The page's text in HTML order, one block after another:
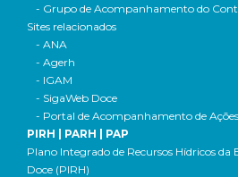
- Grupo de Acompanhamento do
Sites relacionados
- ANA
- Agerh
- IGAM
- SigaWeb Doce
- Portal de Acompanhamento de Ações
PIRH | PARH | PAP
Plano Integrado de Recursos Hídricos da
Doce (PIRH)